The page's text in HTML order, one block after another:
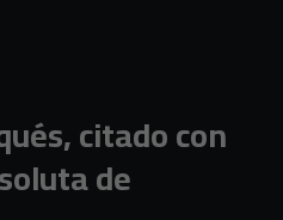
citado con
de